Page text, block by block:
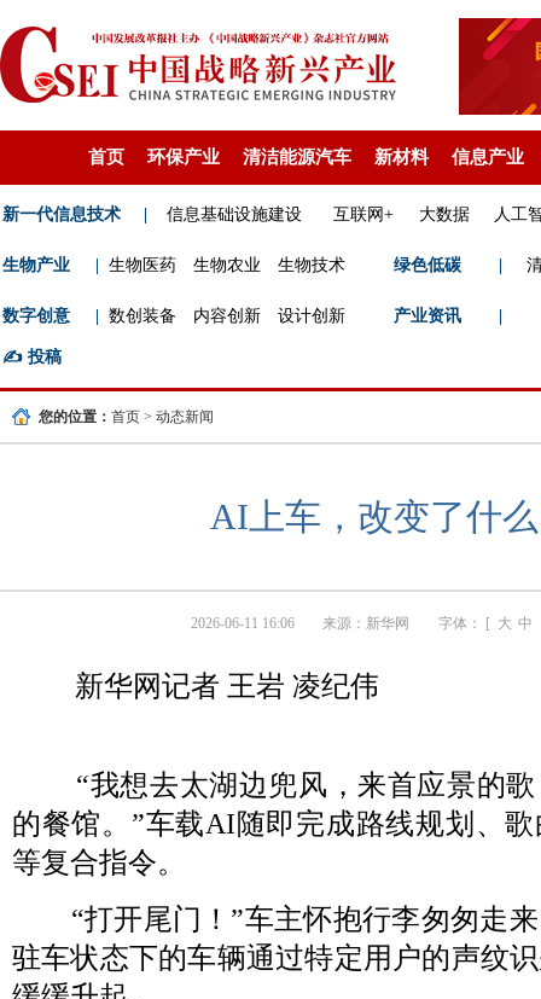
首页 环保产业 清洁能源汽车 新材料 信息产业
新一代信息技术 信息基础设施建设 互联网+ 大数据 人工
生物产业 生物医药 生物农业 生物技术 绿色低碳
数字创意 数创装备 内容创新 设计创新 产业资讯
✍️ 投稿
您的位置： 首页 > 动态新闻
AI上车，改变了什
2026-06-11 16:06 来源： 新华网 字体： [ 大 中
新华网记者 王岩 凌纪伟
“我想去太湖边兜风，来首应景的
的餐馆。”车载AI随即完成路线规划、
等复合指令。
“打开尾门！”车主怀抱行李匆匆走来
驻车状态下的车辆通过特定用户的声纹